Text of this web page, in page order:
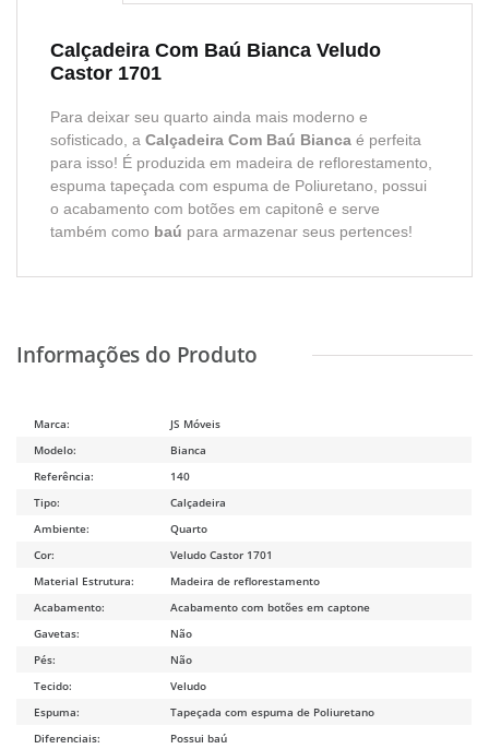
Calçadeira Com Baú Bianca Veludo
Castor 1701
Para deixar seu quarto ainda mais moderno e
sofisticado, aCalçadeira Com Baú Bianca é perfeita
para isso! É produzida em madeira de reflorestamento,
espuma tapeçada com espuma de Poliuretano, possui
o acabamento com botões em capitonê e serve
também como baú para armazenar seus pertences!
Marca:
JS Móveis
Modelo:
Bianca
Referência:
140
Tipo:
Calçadeira
Ambiente:
Quarto
Cor:
Veludo Castor 1701
Material Estrutura:
Madeira de reflorestamento
Acabamento:
Acabamento com botões em captone
Gavetas:
Não
Pés:
Não
Tecido:
Veludo
Espuma:
Tapeçada com espuma de Poliuretano
Diferenciais:
Possui baú